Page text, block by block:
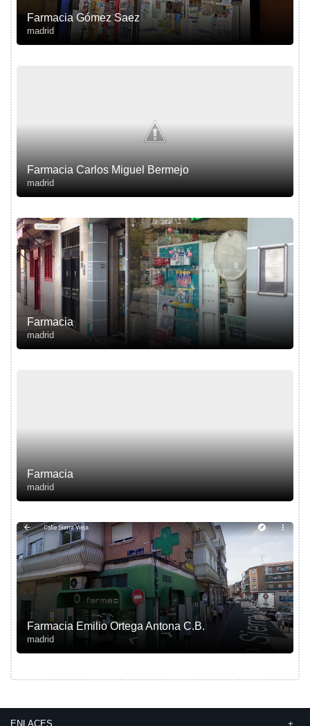
Farmacia Gómez Saez
madrid
Farmacia Carlos Miguel Bermejo
madrid
Farmacia
madrid
Farmacia
madrid
Farmacia Emilio Ortega Antona C.B.
madrid
ENLACES